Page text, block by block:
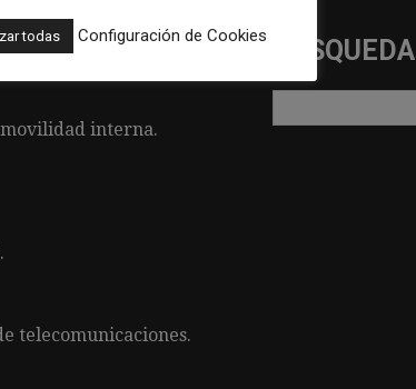
interna.
telecomunicaciones.
BUSQUEDA
todas Configuración de Cookies